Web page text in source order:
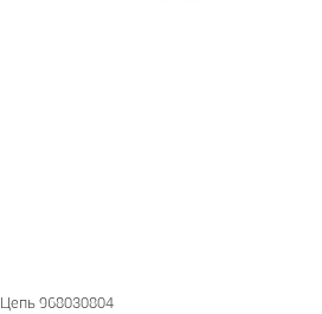
Цепь 968030804